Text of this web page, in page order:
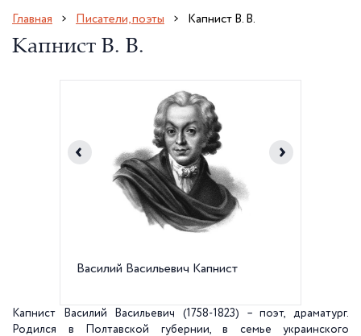
Главная Писатели, поэты Капнист В. В.
Капнист В. В.
Василий Васильевич Капнист
музей
Капнист Василий Васильевич (1758-1823) – поэт, драматург.
Родился в Полтавской губернии, в семье украинского